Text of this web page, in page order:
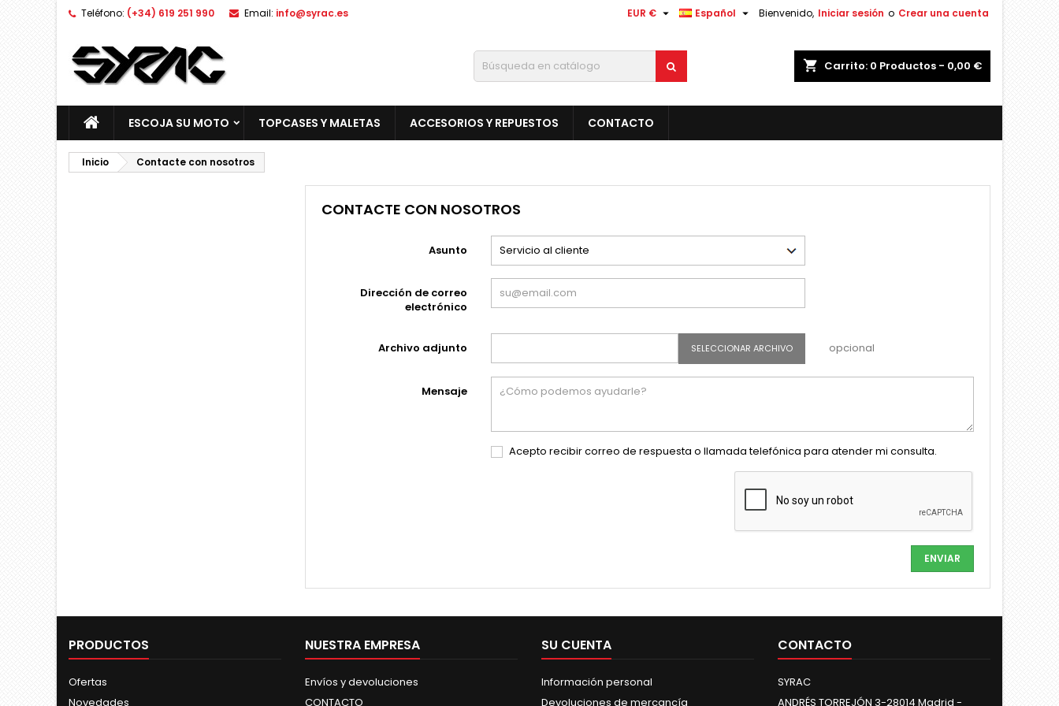
Teléfono: (+34) 619 251 990 Email: info@syrac.es Bienvenido, Iniciar sesión o Crear una cuenta
Español 
EUR € 
shopping_cart Carrito: 0 Productos - 0,00 €
ESCOJA SU MOTO TOPCASES Y MALETAS ACCESORIOS Y REPUESTOS CONTACTO
Inicio Contacte con nosotros
CONTACTE CON NOSOTROS
Asunto
Dirección de correo
electrónico
Archivo adjunto SELECCIONAR ARCHIVO opcional
Mensaje
Acepto recibir correo de respuesta o llamada telefónica para atender mi consulta.
PRODUCTOS
Ofertas
Novedades
NUESTRA EMPRESA
Envíos y devoluciones
CONTACTO
SU CUENTA
Información personal
Devoluciones de mercancía
CONTACTO
SYRAC
ANDRÉS TORREJÓN 3-28014 Madrid -